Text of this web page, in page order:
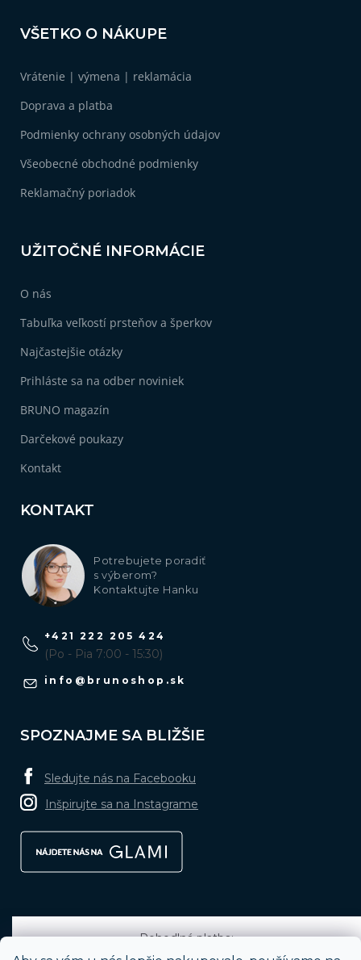
VŠETKO O NÁKUPE
Vrátenie | výmena | reklamácia
Doprava a platba
Podmienky ochrany osobných údajov
Všeobecné obchodné podmienky
Reklamačný poriadok
UŽITOČNÉ INFORMÁCIE
O nás
Tabuľka veľkostí prsteňov a šperkov
Najčastejšie otázky
Prihláste sa na odber noviniek
BRUNO magazín
Darčekové poukazy
Kontakt
KONTAKT
Potrebujete poradiť
s výberom?
Kontaktujte Hanku
info @ brunoshop.sk
+421 222 205 424
(Po - Pia 7:00 - 15:30)
SPOZNAJME SA BLIŽŠIE
Sledujte nás na Facebooku
Inšpirujte sa na Instagrame
Pohodlná platba: